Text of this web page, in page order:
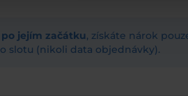
jejím začátku, získáte nárok
slotu (nikoli data objednávky).